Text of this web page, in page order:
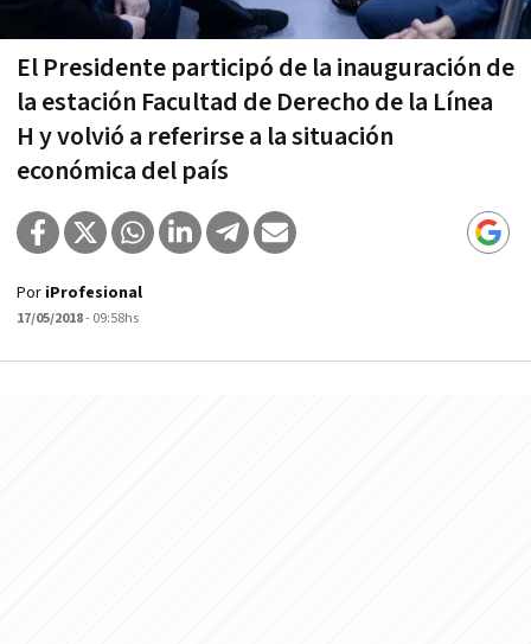
El Presidente participó de la inauguración de
la estación Facultad de Derecho de la Línea
H y volvió a referirse a la situación
económica del país
Por iProfesional
17/05/2018- 09:58hs